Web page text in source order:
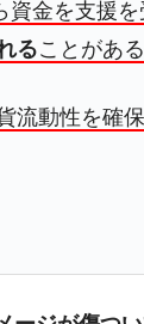
意外な選手とは
資金を支援
ることがある
流動性を確